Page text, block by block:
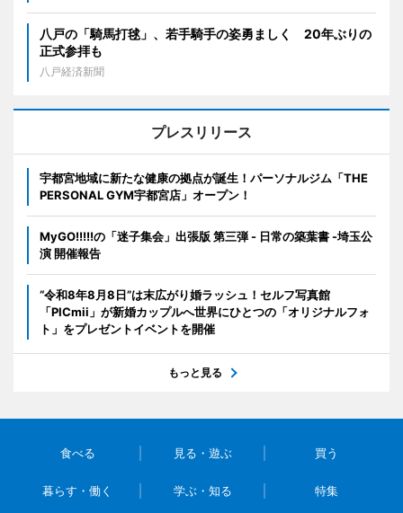
八戸の「騎馬打毬」、若手騎手の姿勇ましく 20年ぶりの
正式参拝も
八戸経済新聞
プレスリリース
宇都宮地域に新たな健康の拠点が誕生！パーソナルジム「THE
PERSONAL GYM宇都宮店」オープン！
MyGO!!!!!の「迷子集会」出張版 第三弾 - 日常の築葉書 -埼玉公
演 開催報告
“令和8年8月8日”は末広がり婚ラッシュ！セルフ写真館
「PICmii」が新婚カップルへ世界にひとつの「オリジナルフォ
ト」をプレゼントイベントを開催
もっと見る
食べる 見る・遊ぶ 買う
暮らす・働く 学ぶ・知る 特集